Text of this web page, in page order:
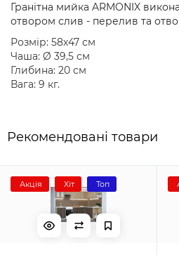
Гранітна мийка ARMONIX
отвором слив - перелив та
Розмір: 58х47 см
Чаша: Ø 39,5 см
Глибина: 20 см
Вага: 9 кг.
Рекомендовані товари
Акція Хіт Топ